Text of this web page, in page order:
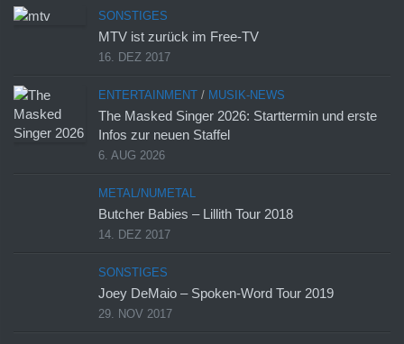
SONSTIGES
MTV ist zurück im Free-TV
16. DEZ 2017
ENTERTAINMENT / MUSIK-NEWS
The Masked Singer 2026: Starttermin und erste
Infos zur neuen Staffel
6. AUG 2026
METAL/NUMETAL
Butcher Babies – Lillith Tour 2018
14. DEZ 2017
SONSTIGES
Joey DeMaio – Spoken-Word Tour 2019
29. NOV 2017